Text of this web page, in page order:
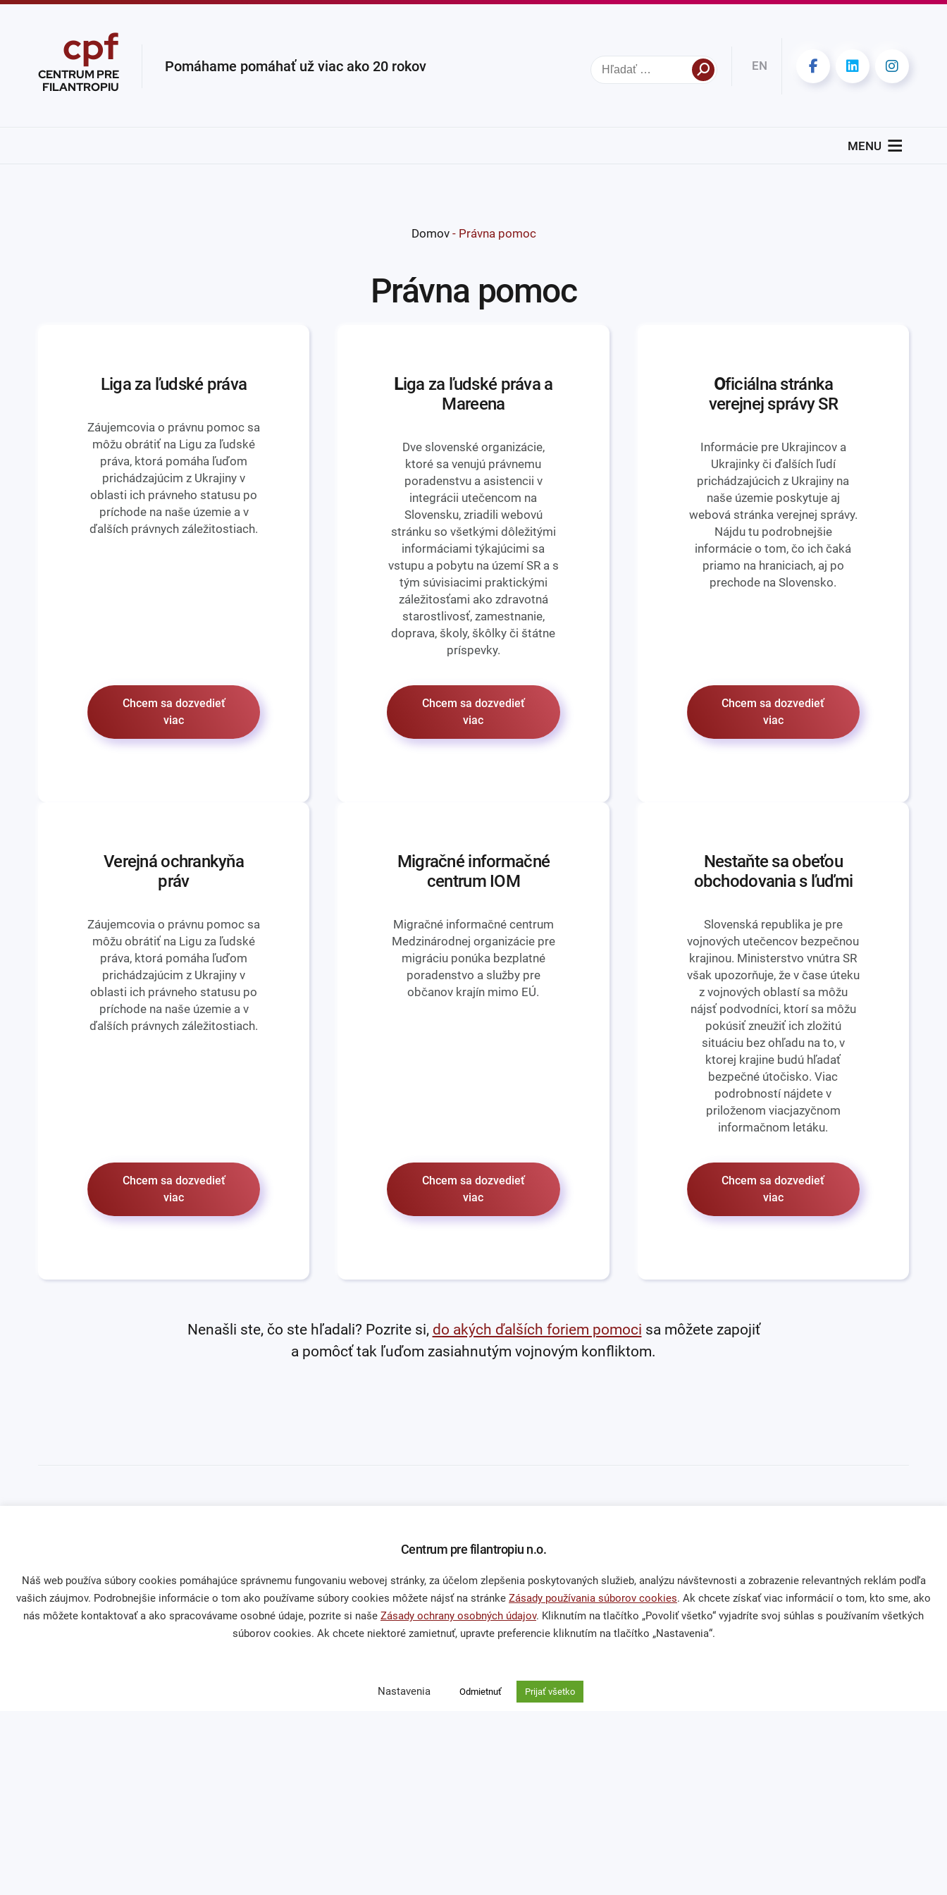
cpf
CENTRUM PRE
FILANTROPIU
Pomáhame pomáhať už viac ako 20 rokov EN
MENU
Domov- Právna pomoc
Právna pomoc
Liga za ľudské práva
Záujemcovia o právnu pomoc sa
môžu obrátiť na Ligu za ľudské
práva, ktorá pomáha ľuďom
prichádzajúcim z Ukrajiny v
oblasti ich právneho statusu po
príchode na naše územie a v
ďalších právnych záležitostiach.
Chcem sa dozvedieť
viac
Liga za ľudské práva a
Mareena
Dve slovenské organizácie,
ktoré sa venujú právnemu
poradenstvu a asistencii v
integrácii utečencom na
Slovensku, zriadili webovú
stránku so všetkými dôležitými
informáciami týkajúcimi sa
vstupu a pobytu na území SR a s
tým súvisiacimi praktickými
záležitosťami ako zdravotná
starostlivosť, zamestnanie,
doprava, školy, škôlky či štátne
príspevky.
Chcem sa dozvedieť
viac
Oficiálna stránka
verejnej správy SR
Informácie pre Ukrajincov a
Ukrajinky či ďalších ľudí
prichádzajúcich z Ukrajiny na
naše územie poskytuje aj
webová stránka verejnej správy.
Nájdu tu podrobnejšie
informácie o tom, čo ich čaká
priamo na hraniciach, aj po
prechode na Slovensko.
Chcem sa dozvedieť
viac
Verejná ochrankyňa
práv
Záujemcovia o právnu pomoc sa
môžu obrátiť na Ligu za ľudské
práva, ktorá pomáha ľuďom
prichádzajúcim z Ukrajiny v
oblasti ich právneho statusu po
príchode na naše územie a v
ďalších právnych záležitostiach.
Chcem sa dozvedieť
viac
Migračné informačné
centrum IOM
Migračné informačné centrum
Medzinárodnej organizácie pre
migráciu ponúka bezplatné
poradenstvo a služby pre
občanov krajín mimo EÚ.
Chcem sa dozvedieť
viac
Nestaňte sa obeťou
obchodovania s ľuďmi
Slovenská republika je pre
vojnových utečencov bezpečnou
krajinou. Ministerstvo vnútra SR
však upozorňuje, že v čase úteku
z vojnových oblastí sa môžu
nájsť podvodníci, ktorí sa môžu
pokúsiť zneužiť ich zložitú
situáciu bez ohľadu na to, v
ktorej krajine budú hľadať
bezpečné útočisko. Viac
podrobností nájdete v
priloženom viacjazyčnom
informačnom letáku.
Chcem sa dozvedieť
viac
Nenašli ste, čo ste hľadali? Pozrite si, do akých ďalších foriem pomoci sa môžete zapojiť
a pomôcť tak ľuďom zasiahnutým vojnovým konfliktom.
Firemná filantropia Darcovstvo Občianska spoločnosť
Výskumy a analýzy
Podporte nás
Venujte nám 2 % z dane
Centrum pre filantropiu n.o.
Náš web používa súbory cookies pomáhajúce správnemu fungovaniu webovej stránky, za účelom zlepšenia poskytovaných služieb, analýzu návštevnosti a zobrazenie relevantných reklám podľa
vašich záujmov. Podrobnejšie informácie o tom ako používame súbory cookies môžete nájsť na stránke Zásady používania súborov cookies. Ak chcete získať viac informácií o tom, kto sme, ako
nás môžete kontaktovať a ako spracovávame osobné údaje, pozrite si naše Zásady ochrany osobných údajov. Kliknutím na tlačítko „Povoliť všetko“ vyjadríte svoj súhlas s používaním všetkých
súborov cookies. Ak chcete niektoré zamietnuť, upravte preferencie kliknutím na tlačítko „Nastavenia“.
Nastavenia Odmietnuť Prijať všetko